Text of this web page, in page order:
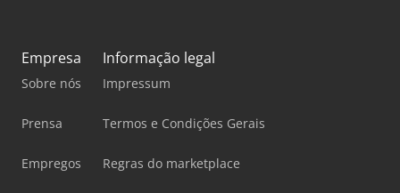
Empresa
Sobre nós
Prensa
Empregos
Informação legal
Impressum
Termos e Condições Gerais
Regras do marketplace